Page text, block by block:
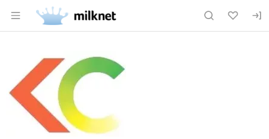
Раздел навигации по сайту milknet.ru
Страница компании
Клин-Сервис, ООО
Краткая информация о компании